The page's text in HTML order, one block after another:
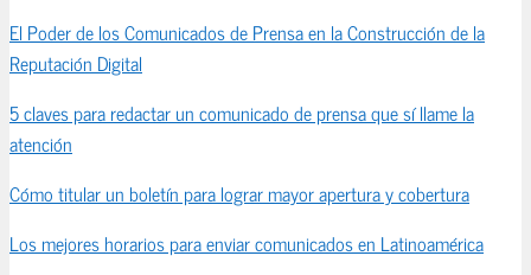
El Poder de los Comunicados de Prensa en la Construcción de la
Reputación Digital
5 claves para redactar un comunicado de prensa que sí llame la
atención
Cómo titular un boletín para lograr mayor apertura y cobertura
Los mejores horarios para enviar comunicados en Latinoamérica